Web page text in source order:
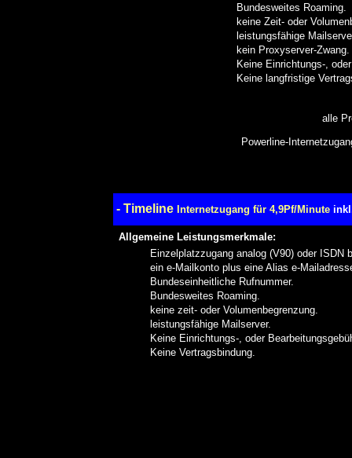
Bundesweites Roaming.
keine Zeit- oder
leistungsfähige
kein Proxyserver-Zwang.
Keine Einrichtungs-,
Keine langfristige
alle
Powerline-
- Timeline Internetzugang für 4,9Pf/Minute
Allgemeine Leistungsmerkmale:
Einzelplatzzugang analog (V90) oder ISDN
ein e-Mailkonto plus eine Alias e-
Bundeseinheitliche Rufnummer.
Bundesweites Roaming.
keine zeit- oder Volumenbegrenzung.
leistungsfähige Mailserver.
Keine Einrichtungs-, oder
Keine Vertragsbindung.